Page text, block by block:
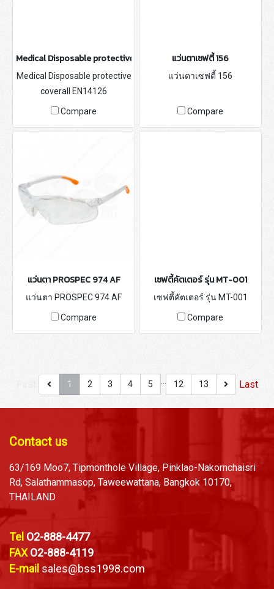
Medical Disposable protective coverall
Medical Disposable protective
coverall EN14126
Compare
แว่นตาเซฟตี้ 156
แว่นตาเซฟตี้ 156
Compare
แว่นตา PROSPEC 974 AF
แว่นตา PROSPEC 974 AF
Compare
เซฟตี้คัตเตอร์ รุ่น MT-001
เซฟตี้คัตเตอร์ รุ่น MT-001
Compare
1 2 3 4 5 12 13 Last
Contact us
63/169 Moo7, Tipmonthole Village, Pinklao-Nakornchaisri
Rd, Salathammasop, Taweewattana, Bangkok 10170,
THAILAND
Tel O2-888-4477
FAXO2-888-4119
E-mail sales@bss1998.com